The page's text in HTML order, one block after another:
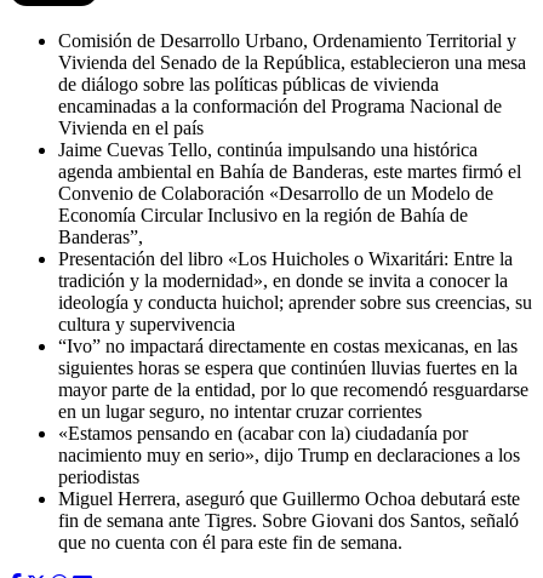
Comisión de Desarrollo Urbano, Ordenamiento Territorial y
Vivienda del Senado de la República, establecieron una mesa
de diálogo sobre las políticas públicas de vivienda
encaminadas a la conformación del Programa Nacional de
Vivienda en el país
Jaime Cuevas Tello, continúa impulsando una histórica
agenda ambiental en Bahía de Banderas, este martes firmó el
Convenio de Colaboración «Desarrollo de un Modelo de
Economía Circular Inclusivo en la región de Bahía de
Banderas”,
Presentación del libro «Los Huicholes o Wixaritári: Entre la
tradición y la modernidad», en donde se invita a conocer la
ideología y conducta huichol; aprender sobre sus creencias, su
cultura y supervivencia
“Ivo” no impactará directamente en costas mexicanas, en las
siguientes horas se espera que continúen lluvias fuertes en la
mayor parte de la entidad, por lo que recomendó resguardarse
en un lugar seguro, no intentar cruzar corrientes
«Estamos pensando en (acabar con la) ciudadanía por
nacimiento muy en serio», dijo Trump en declaraciones a los
periodistas
Miguel Herrera, aseguró que Guillermo Ochoa debutará este
fin de semana ante Tigres. Sobre Giovani dos Santos, señaló
que no cuenta con él para este fin de semana.